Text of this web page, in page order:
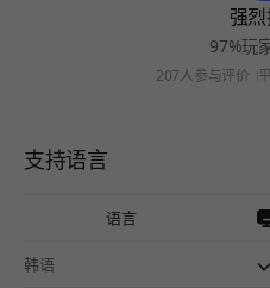
强
97%玩
207人参与评价
支持语言
语言
韩语